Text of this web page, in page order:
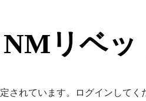
NMリベッ
されています。ログインして